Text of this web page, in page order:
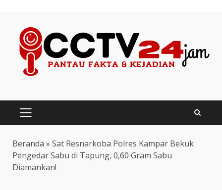
content
PRIMARY
MENU
Beranda » Sat Resnarkoba Polres Kampar Bekuk
Pengedar Sabu di Tapung, 0,60 Gram Sabu
Diamankan!